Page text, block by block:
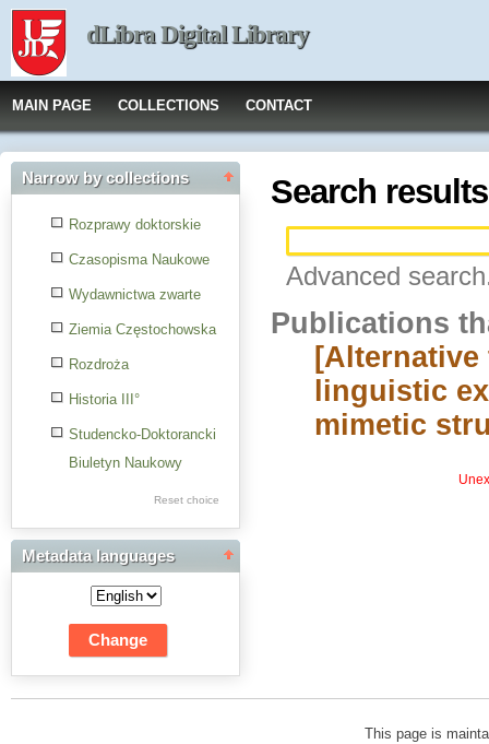
dLibra Digital Library
MAIN PAGE COLLECTIONS CONTACT
Narrow by collections
Rozprawy doktorskie
Czasopisma Naukowe
Wydawnictwa zwarte
Ziemia Częstochowska
Rozdroża
Historia III°
Studencko-Doktorancki
Biuletyn Naukowy
Res Academicae
Science Project Scripts
Biuletyn Informacyjny
WSP w Częstochowie
Reset choice
Metadata languages
Search results
Advanced
Publications
linguistic
mimetic
This page is